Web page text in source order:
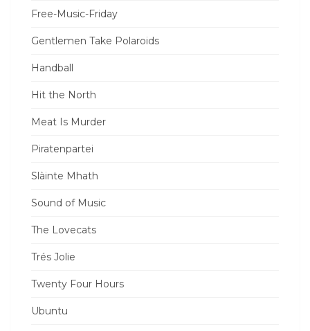
Free-Music-Friday
Gentlemen Take Polaroids
Handball
Hit the North
Meat Is Murder
Piratenpartei
Slàinte Mhath
Sound of Music
The Lovecats
Trés Jolie
Twenty Four Hours
Ubuntu